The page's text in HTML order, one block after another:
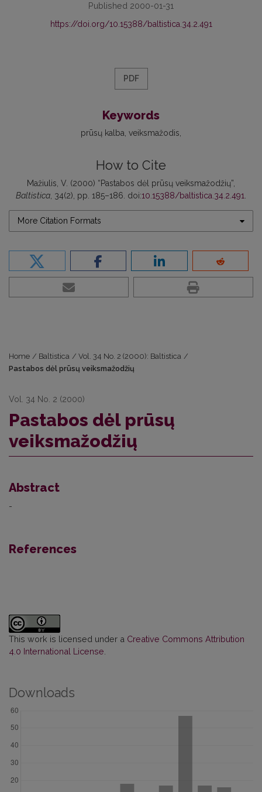
Published 2000-01-31
https://doi.org/10.15388/baltistica.34.2.491
PDF
Keywords
prūsų kalba veiksmažodis
How to Cite
Mažiulis, V. (2000) “Pastabos dėl prūsų veiksmažodžių”,
Baltistica, 34(2), pp. 185–186. doi:10.15388/baltistica.34.2.491.
More Citation Formats
Home / Baltistica / Vol. 34 No. 2 (2000): Baltistica /
Pastabos dėl prūsų veiksmažodžių
Vol. 34 No. 2 (2000)
Pastabos dėl prūsų
veiksmažodžių
Abstract
-
References
This work is licensed under a Creative Commons Attribution
4.0 International License
Downloads